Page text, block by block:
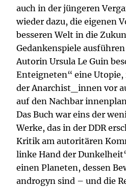
auch in der jüngeren
wieder dazu, die eigenen
besseren Welt in die
Gedankenspiele
Autorin Ursula Le Guin
Enteigneten“ eine Utopie,
der Anarchist_innen vor
auf den Nachbar
Das Buch war eins der
Werke, das in der DDR
Kritik am autoritären
linke Hand der
einen Planeten, dessen
androgyn sind – und die